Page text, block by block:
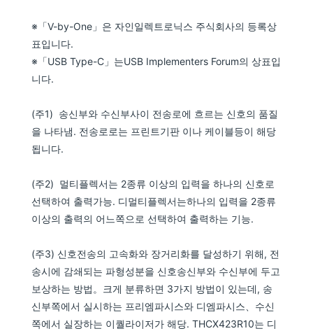
※「V-by-One」은 자인일렉트로닉스 주식회사의 등록상
표입니다.
※「USB Type-C」는USB Implementers Forum의 상표입
니다.
(주1) 송신부와 수신부사이 전송로에 흐르는 신호의 품질
을 나타냄. 전송로로는 프린트기판 이나 케이블등이 해당
됩니다.
(주2) 멀티플렉서는 2종류 이상의 입력을 하나의 신호로
선택하여 출력가능. 디멀티플렉서는하나의 입력을 2종류
이상의 출력의 어느쪽으로 선택하여 출력하는 기능.
(주3) 신호전송의 고속화와 장거리화를 달성하기 위해, 전
송시에 감쇄되는 파형성분을 신호송신부와 수신부에 두고
보상하는 방법。크게 분류하면 3가지 방법이 있는데, 송
신부쪽에서 실시하는 프리엠파시스와 디엠파시스、수신
쪽에서 실장하는 이퀄라이저가 해당. THCX423R10는 디